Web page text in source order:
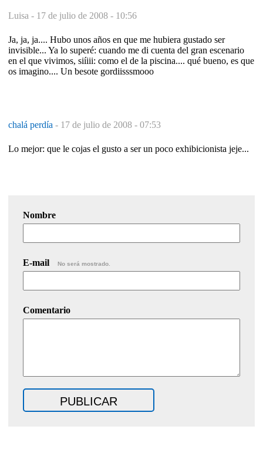
Luisa - 17 de julio de 2008 - 10:56
Ja, ja, ja.... Hubo unos años en que me hubiera gustado ser
invisible... Ya lo superé: cuando me di cuenta del gran escenario
en el que vivimos, siíiii: como el de la piscina.... qué bueno, es que
os imagino.... Un besote gordiisssmooo
chalá perdía - 17 de julio de 2008 - 07:53
Lo mejor: que le cojas el gusto a ser un poco exhibicionista jeje...
Nombre
E-mail No será mostrado.
Comentario